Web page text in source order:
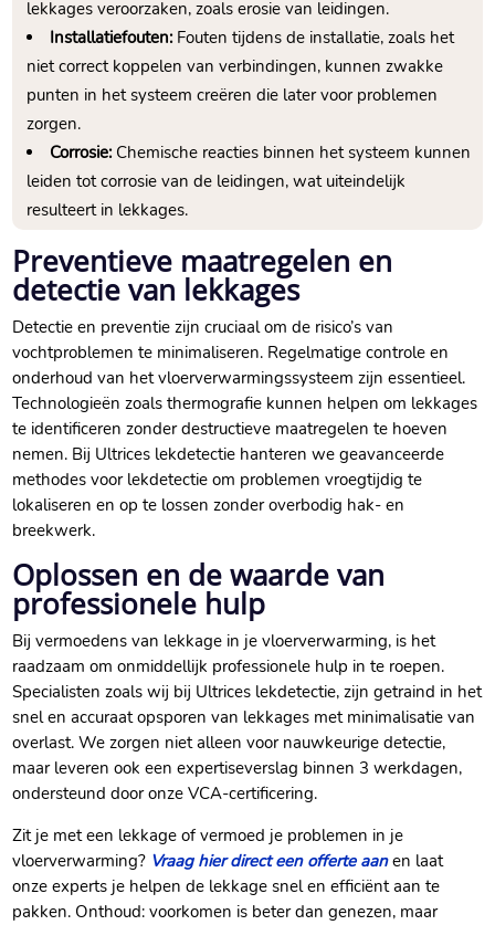
lekkages veroorzaken, zoals erosie van leidingen.​
Installatiefouten:Fouten tijdens de installatie, zoals het
niet correct koppelen van verbindingen, kunnen zwakke
punten in het systeem creëren die later voor problemen
zorgen.​
Corrosie:Chemische reacties binnen het systeem kunnen
leiden tot corrosie van de leidingen, wat uiteindelijk
resulteert in lekkages.​
Preventieve maatregelen en
detectie van lekkages
Detectie en preventie zijn cruciaal om de risico’s van
vochtproblemen te minimaliseren.​ Regelmatige controle en
onderhoud van het vloerverwarmingssysteem zijn essentieel.​
Technologieën zoals thermografie kunnen helpen om lekkages
te identificeren zonder destructieve maatregelen te hoeven
nemen.​ Bij Ultrices lekdetectie hanteren we geavanceerde
methodes voor lekdetectie om problemen vroegtijdig te
lokaliseren en op te lossen zonder overbodig hak- en
breekwerk.​
Oplossen en de waarde van
professionele hulp
Bij vermoedens van lekkage in je vloerverwarming, is het
raadzaam om onmiddellijk professionele hulp in te roepen.​
Specialisten zoals wij bij Ultrices lekdetectie, zijn getraind in het
snel en accuraat opsporen van lekkages met minimalisatie van
overlast.​ We zorgen niet alleen voor nauwkeurige detectie,
maar leveren ook een expertiseverslag binnen 3 werkdagen,
ondersteund door onze VCA-certificering.​
Zit je met een lekkage of vermoed je problemen in je
vloerverwarming? Vraag hier direct een offerte aanen laat
onze experts je helpen de lekkage snel en efficiënt aan te
pakken.​ Onthoud: voorkomen is beter dan genezen, maar